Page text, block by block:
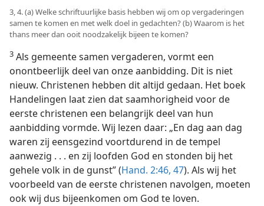
3, 4. (a) Welke schriftuurlijke basis hebben wij om op vergaderingen
samen te komen en met welk doel in gedachten? (b) Waarom is het
thans meer dan ooit noodzakelijk bijeen te komen?
3 Als gemeente samen vergaderen, vormt een
onontbeerlijk deel van onze aanbidding. Dit is niet
nieuw. Christenen hebben dit altijd gedaan. Het boek
Handelingen laat zien dat saamhorigheid voor de
eerste christenen een belangrijk deel van hun
aanbidding vormde. Wij lezen daar: „En dag aan dag
waren zij eensgezind voortdurend in de tempel
aanwezig . . . en zij loofden God en stonden bij het
gehele volk in de gunst” (Hand. 2:46, 47). Als wij het
voorbeeld van de eerste christenen navolgen, moeten
ook wij dus bijeenkomen om God te loven.